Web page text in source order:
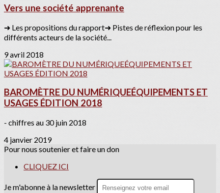
Vers une société apprenante
➜ Les propositions du rapport➜ Pistes de réflexion pour les
différents acteurs de la société...
9 avril 2018
BAROMÈTRE DU NUMÉRIQUEÉQUIPEMENTS ET
USAGES ÉDITION 2018
- chiffres au 30 juin 2018
4 janvier 2019
Pour nous soutenier et faire un don
CLIQUEZ ICI
Je m'abonne à la newsletter